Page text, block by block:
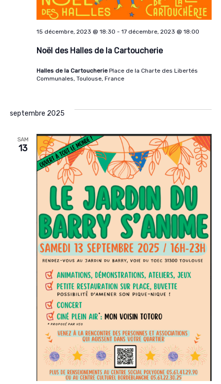
Noël des Halles de la Cartoucherie
15 décembre, 2023 @ 18:30 - 17 décembre, 2023 @ 18:00
Halles de la Cartoucherie Place de la Charte des Libertés
Communales, Toulouse, France
septembre 2025
SAM
13